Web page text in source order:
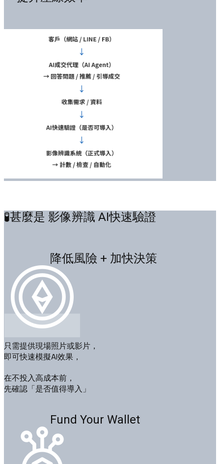
🧪甚麼是 影像辨識 AI快速驗證
降低風險 + 加快決策
只需提供現場照片或影片，
即可快速模擬AI效果，
在不投入高成本前，
先確認「是否值得導入」
Fund Your Wallet